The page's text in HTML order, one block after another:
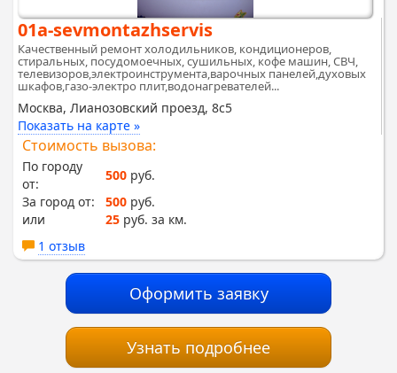
01a-sevmontazhservis
Качественный ремонт холодильников, кондиционеров,
стиральных, посудомоечных, сушильных, кофе машин, СВЧ,
телевизоров,электроинструмента,варочных панелей,духовых
шкафов,газо-электро плит,водонагревателей...
Москва, Лианозовский проезд, 8с5
Показать на карте »
Стоимость вызова:
По городу
от:
500 руб.
За город от:
500 руб.
или
25 руб. за км.
1 отзыв
Оформить заявку
Узнать подробнее